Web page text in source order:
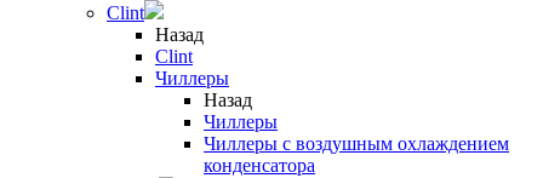
Clint
Назад
Clint
Чиллеры
Назад
Чиллеры
Чиллеры с воздушным охлаждением
конденсатора